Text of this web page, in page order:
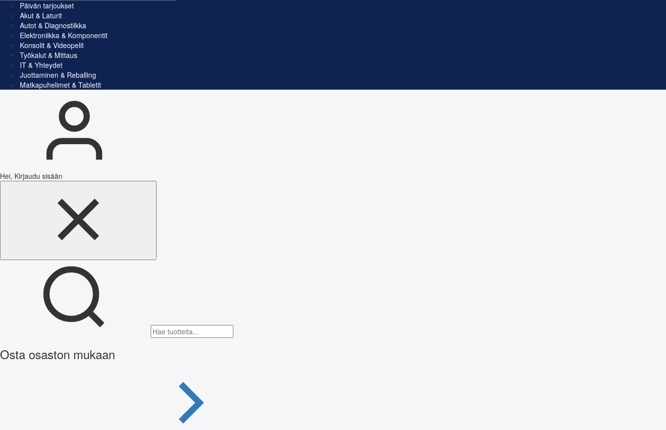
Päivän tarjoukset
Akut & Laturit
Autot & Diagnostiikka
Elektroniikka & Komponentit
Konsolit & Videopelit
Työkalut & Mittaus
IT & Yhteydet
Juottaminen & Reballing
Matkapuhelimet & Tabletit
Hei, Kirjaudu sisään
Osta osaston mukaan